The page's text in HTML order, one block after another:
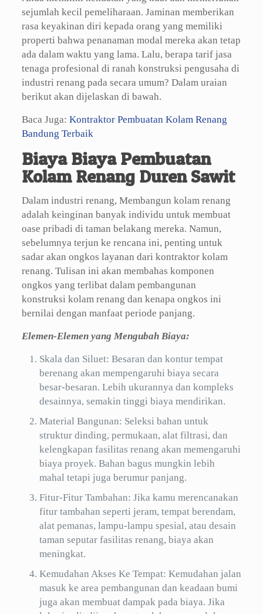
sejumlah kecil pemeliharaan. Jaminan memberikan
rasa keyakinan diri kepada orang yang memiliki
properti bahwa penanaman modal mereka akan tetap
ada dalam waktu yang lama. Lalu, berapa tarif jasa
tenaga profesional di ranah konstruksi pengusaha di
industri renang pada secara umum? Dalam uraian
berikut akan dijelaskan di bawah.
Baca Juga: Kontraktor Pembuatan Kolam Renang
Bandung Terbaik
Biaya Biaya Pembuatan
Kolam Renang Duren Sawit
Dalam industri renang, Membangun kolam renang
adalah keinginan banyak individu untuk membuat
oase pribadi di taman belakang mereka. Namun,
sebelumnya terjun ke rencana ini, penting untuk
sadar akan ongkos layanan dari kontraktor kolam
renang. Tulisan ini akan membahas komponen
ongkos yang terlibat dalam pembangunan
konstruksi kolam renang dan kenapa ongkos ini
bernilai dengan manfaat periode panjang.
Elemen-Elemen yang Mengubah Biaya:
Skala dan Siluet: Besaran dan kontur tempat
berenang akan mempengaruhi biaya secara
besar-besaran. Lebih ukurannya dan kompleks
desainnya, semakin tinggi biaya mendirikan.
Material Bangunan: Seleksi bahan untuk
struktur dinding, permukaan, alat filtrasi, dan
kelengkapan fasilitas renang akan memengaruhi
biaya proyek. Bahan bagus mungkin lebih
mahal tetapi juga berumur panjang.
Fitur-Fitur Tambahan: Jika kamu merencanakan
fitur tambahan seperti jeram, tempat berendam,
alat pemanas, lampu-lampu spesial, atau desain
taman seputar fasilitas renang, biaya akan
meningkat.
Kemudahan Akses Ke Tempat: Kemudahan jalan
masuk ke area pembangunan dan keadaan bumi
juga akan membuat dampak pada biaya. Jika